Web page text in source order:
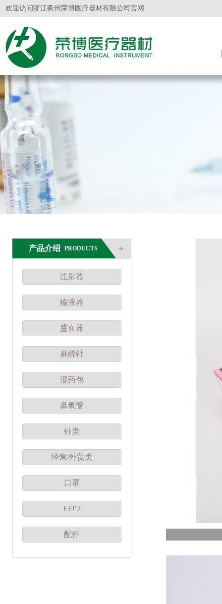
欢迎访问浙江衢州荣博医疗器材有限公司官网
产品介绍 PRODUCTS
注射器
输液器
盛血器
麻醉针
混药包
鼻氧管
针类
经营/外贸类
口罩
FFP2
配件